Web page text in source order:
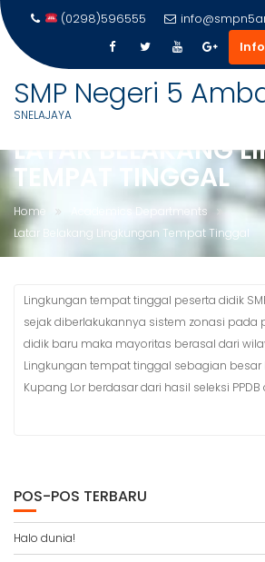
content
(0298)596555
Info
SMP Negeri 5
SNELAJAYA
LATAR BELAKANG
TEMPAT TINGGAL
Home
Academics Departments
Latar Belakang Lingkungan Tempat Tinggal
Lingkungan tempat tinggal peserta didik
sejak diberlakukannya sistem zonasi pada
didik baru maka mayoritas berasal dari
Lingkungan tempat tinggal sebagian
Kupang Lor berdasar dari hasil seleksi
POS-POS TERBARU
Halo dunia!